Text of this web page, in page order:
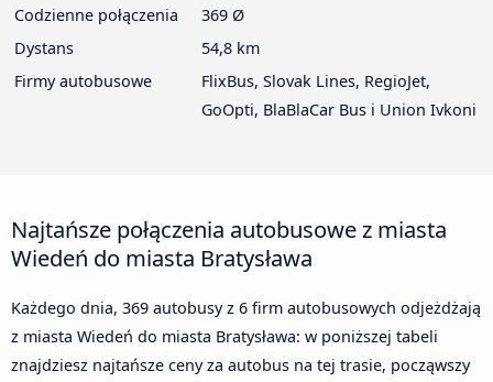
Codzienne połączenia
369 Ø
Dystans
54,8 km
Firmy autobusowe
FlixBus, Slovak Lines, RegioJet,
GoOpti, BlaBlaCar Bus i Union Ivkoni
Najtańsze połączenia autobusowe z miasta
Wiedeń do miasta Bratysława
Każdego dnia, 369 autobusy z 6 firm autobusowych odjeżdżają
z miasta Wiedeń do miasta Bratysława: w poniższej tabeli
znajdziesz najtańsze ceny za autobus na tej trasie, począwszy